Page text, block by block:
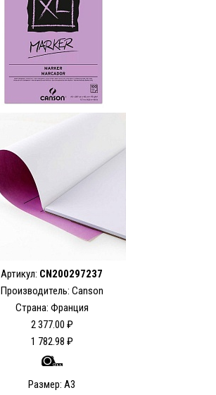
Артикул: CN200297237
Производитель: Canson
Страна: Франция
2 377.00 ₽
1 782.98 ₽
Размер: А3